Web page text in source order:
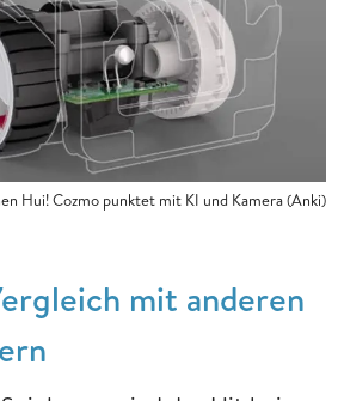
Hui! Cozmo punktet mit KI und Kamera (Anki)
mit anderen